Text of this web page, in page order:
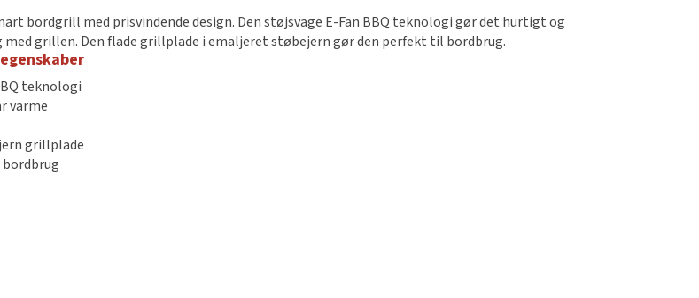
bordgrill med prisvindende design. Den støjsvage E-Fan BBQ teknologi gør det hurtigt og
grillen. Den flade grillplade i emaljeret støbejern gør den perfekt til bordbrug.
teknologi
varme
grillplade